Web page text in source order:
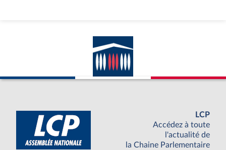
LCP
Accédez à toute
l'actualité de
la Chaine Parlementaire